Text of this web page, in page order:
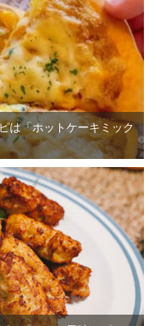
は「ホットケーキミック